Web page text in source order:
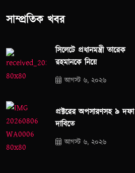
সাম্প্রতিক খবর
সিলেটে প্রধানমন্ত্রী তারেক
রহমানকে নিয়ে
আগস্ট ৬, ২০২৬
প্রক্টরের অপসারণসহ ৯ দফা
দাবিতে
আগস্ট ৬, ২০২৬